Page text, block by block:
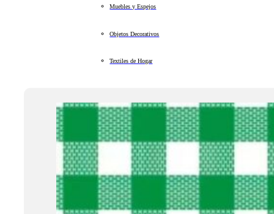
Muebles y Espejos
Objetos Decorativos
Textiles de Hogar